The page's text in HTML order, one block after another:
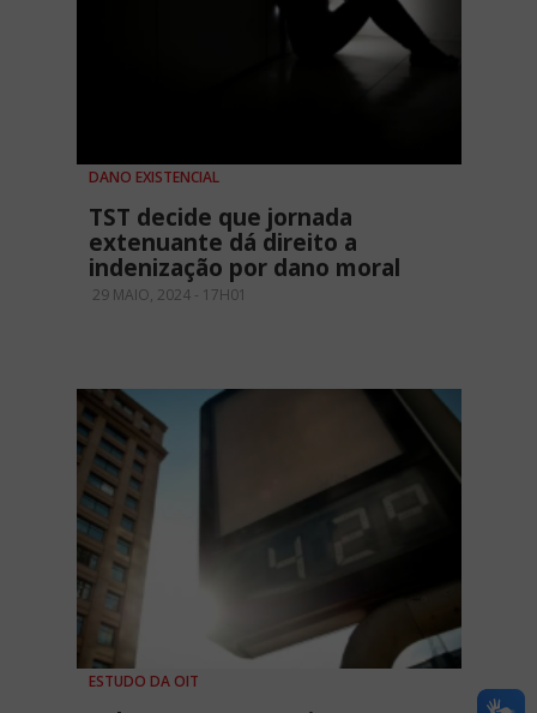
DANO EXISTENCIAL
TST decide que jornada
extenuante dá direito a
indenização por dano moral
29 MAIO, 2024 - 17H01
ESTUDO DA OIT